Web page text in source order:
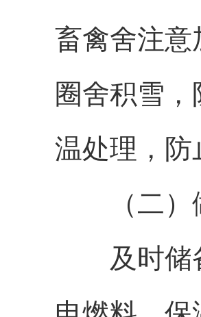
畜禽舍注意
圈舍积雪
温处理，防
（二）
及时储